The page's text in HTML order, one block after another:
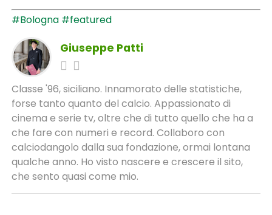
#Bologna #featured
Giuseppe Patti
Classe '96, siciliano. Innamorato delle statistiche,
forse tanto quanto del calcio. Appassionato di
cinema e serie tv, oltre che di tutto quello che ha a
che fare con numeri e record. Collaboro con
calciodangolo dalla sua fondazione, ormai lontana
qualche anno. Ho visto nascere e crescere il sito,
che sento quasi come mio.